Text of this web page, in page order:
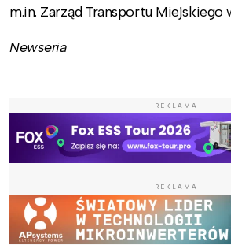
m.in. Zarząd Transportu Miejskiego
Newseria
REKLAMA
REKLAMA